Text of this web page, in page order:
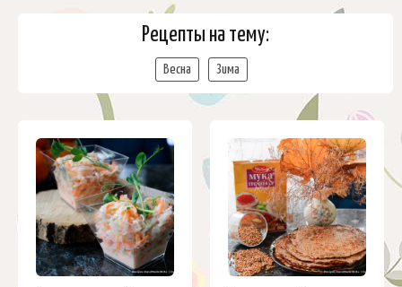
Рецепты на тему:
Весна Зима